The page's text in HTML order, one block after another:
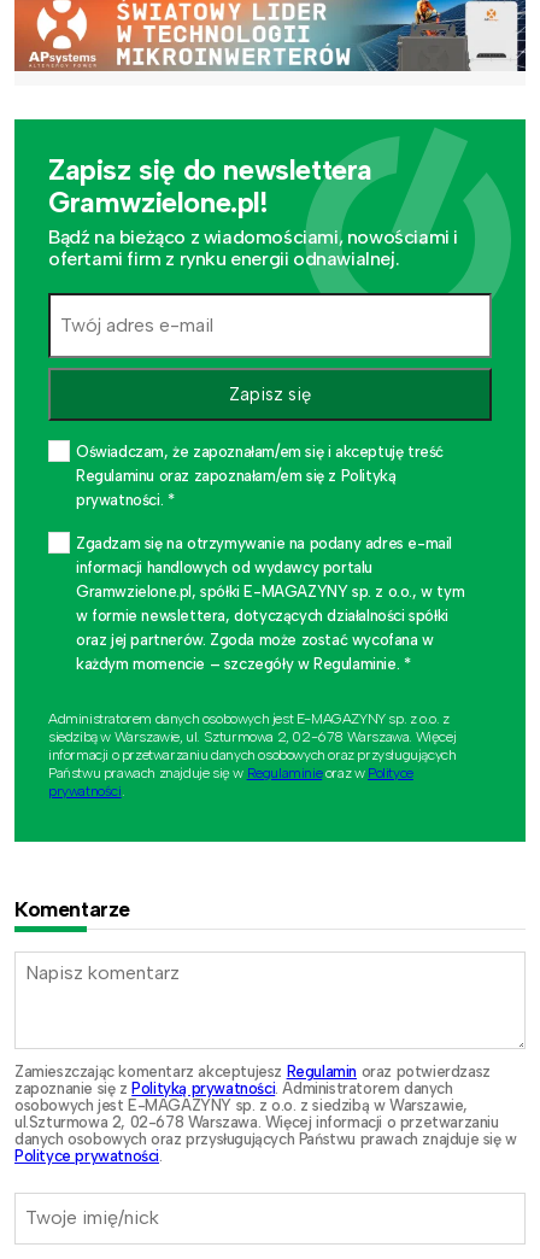
Zapisz się do newslettera
Gramwzielone.pl!
Bądź na bieżąco z wiadomościami, nowościami i
ofertami firm z rynku energii odnawialnej.
Zapisz się
Oświadczam, że zapoznałam/em się i akceptuję treść
Regulaminu oraz zapoznałam/em się z Polityką
prywatności. *
Zgadzam się na otrzymywanie na podany adres e-mail
informacji handlowych od wydawcy portalu
Gramwzielone.pl, spółki E-MAGAZYNY sp. z o.o., w tym
w formie newslettera, dotyczących działalności spółki
oraz jej partnerów. Zgoda może zostać wycofana w
każdym momencie – szczegóły w Regulaminie. *
Administratorem danych osobowych jest E-MAGAZYNY sp. z o.o. z
siedzibą w Warszawie, ul. Szturmowa 2, 02-678 Warszawa. Więcej
informacji o przetwarzaniu danych osobowych oraz przysługujących
Państwu prawach znajduje się w Regulaminieoraz w Polityce
prywatności.
Komentarze
Zamieszczając komentarz akceptujesz Regulamin oraz potwierdzasz
zapoznanie się zPolityką prywatności . Administratorem danych
osobowych jest E-MAGAZYNY sp. z o.o. z siedzibą w Warszawie,
ul.Szturmowa 2, 02-678 Warszawa. Więcej informacji o przetwarzaniu
danych osobowych oraz przysługujących Państwu prawach znajduje się w
Polityce prywatności